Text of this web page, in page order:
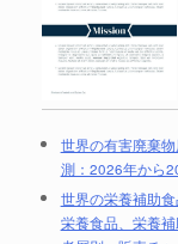
世界の有害廃棄
測：2026年から
世界の栄養補助
栄養食品、栄養